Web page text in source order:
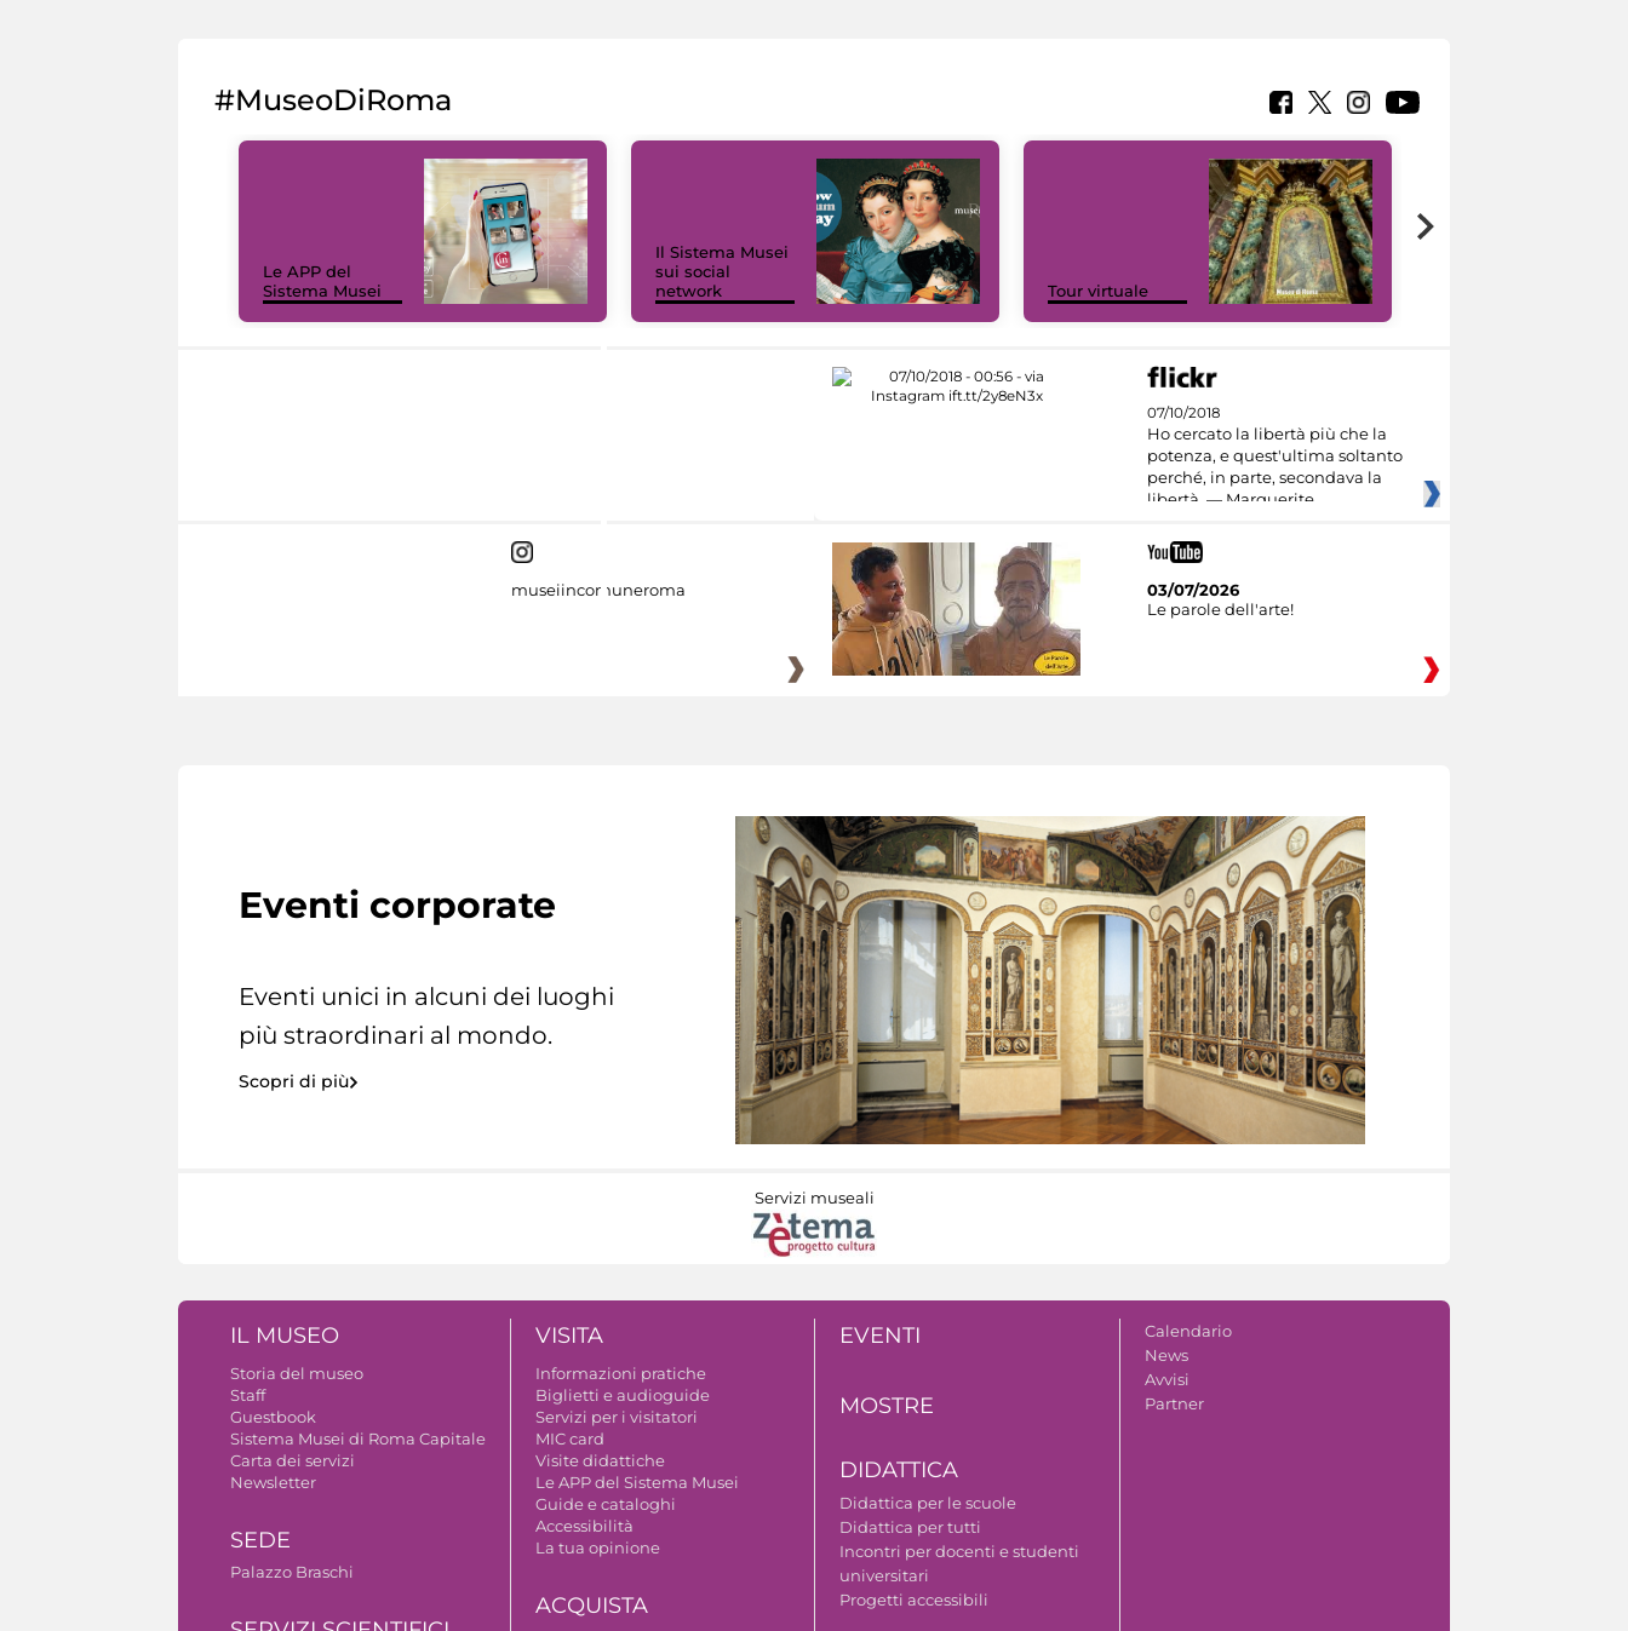
#MuseoDiRoma
Le APP del
Sistema Musei
Il Sistema Musei
sui social
network
Tour virtuale
07/10/2018
Ho cercato la libertà più che la
potenza, e quest'ultima soltanto
perché, in parte, secondava la
libertà. — Marguerite
museiincomuneroma
03/07/2026
Le parole dell'arte!
Eventi corporate
Eventi unici in alcuni dei luoghi
più straordinari al mondo.
Scopri di più
Servizi museali
IL MUSEO
Storia del museo
Staff
Guestbook
Sistema Musei di Roma Capitale
Carta dei servizi
Newsletter
SEDE
Palazzo Braschi
VISITA
Informazioni pratiche
Biglietti e audioguide
Servizi per i visitatori
MIC card
Visite didattiche
Le APP del Sistema Musei
Guide e cataloghi
Accessibilità
La tua opinione
ACQUISTA
EVENTI
MOSTRE
DIDATTICA
Didattica per le scuole
Didattica per tutti
Incontri per docenti e studenti
universitari
Progetti accessibili
Calendario
News
Avvisi
Partner